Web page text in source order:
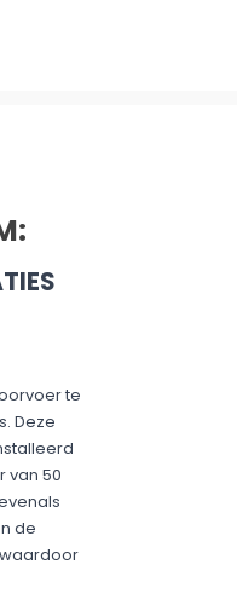
te
Deze
van 50
de